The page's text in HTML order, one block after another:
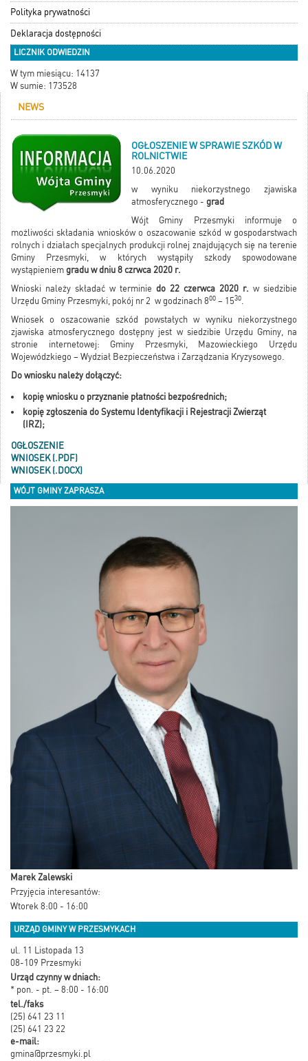
Polityka prywatności
Deklaracja dostępności
LICZNIK ODWIEDZIN
W tym miesiącu: 14137
W sumie: 173528
NEWS
OGŁOSZENIE W SPRAWIE SZKÓD W
ROLNICTWIE
10.06.2020
w wyniku niekorzystnego zjawiska
atmosferycznego - grad
Wójt Gminy Przesmyki informuje o
możliwości składania wniosków o oszacowanie szkód w gospodarstwach
rolnych i działach specjalnych produkcji rolnej znajdujących się na terenie
Gminy Przesmyki, w których wystąpiły szkody spowodowane
wystąpieniem gradu w dniu 8 czrwca 2020 r.
Wnioski należy składać w terminie do 22 czerwca 2020 r. w siedzibie
Urzędu Gminy Przesmyki, pokój nr 2 w godzinach 800 – 1530.
Wniosek o oszacowanie szkód powstałych w wyniku niekorzystnego
zjawiska atmosferycznego dostępny jest w siedzibie Urzędu Gminy, na
stronie internetowej: Gminy Przesmyki, Mazowieckiego Urzędu
Wojewódzkiego – Wydział Bezpieczeństwa i Zarządzania Kryzysowego.
Do wniosku należy dołączyć:
kopię wniosku o przyznanie płatności bezpośrednich;
kopię zgłoszenia do Systemu Identyfikacji i Rejestracji Zwierząt
(IRZ);
OGŁOSZENIE
WNIOSEK (.PDF)
WNIOSEK (.DOCX)
WÓJT GMINY ZAPRASZA
Marek Zalewski
Przyjęcia interesantów:
Wtorek 8:00 - 16:00
URZĄD GMINY W PRZESMYKACH
ul. 11 Listopada 13
08-109 Przesmyki
Urząd czynny w dniach:
* pon. - pt. – 8:00 - 16:00
tel./faks
(25) 641 23 11
(25) 641 23 22
e-mail:
gmina@przesmyki.pl